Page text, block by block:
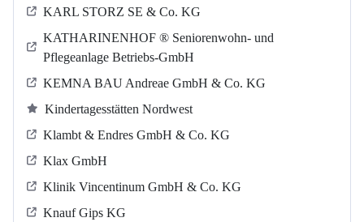
KARL STORZ SE & Co. KG
KATHARINENHOF ® Seniorenwohn- und
Pflegeanlage Betriebs-GmbH
KEMNA BAU Andreae GmbH & Co. KG
Kindertagesstätten Nordwest
Klambt & Endres GmbH & Co. KG
Klax GmbH
Klinik Vincentinum GmbH & Co. KG
Knauf Gips KG